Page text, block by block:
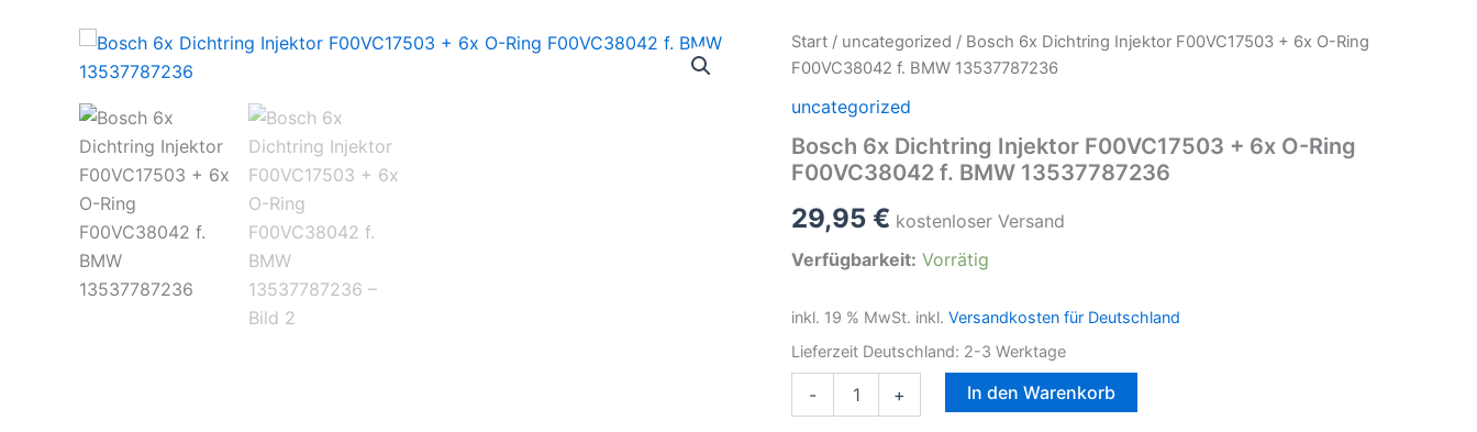
Start / uncategorized / Bosch 6x Dichtring Injektor F00VC17503 + 6x O-Ring
F00VC38042 f. BMW 13537787236
uncategorized
Bosch 6x Dichtring Injektor F00VC17503 + 6x O-Ring
F00VC38042 f. BMW 13537787236
29,95 € kostenloser Versand
Verfügbarkeit: Vorrätig
inkl. 19 % MwSt. inkl. Versandkosten für Deutschland
Lieferzeit Deutschland: 2-3 Werktage
- + In den Warenkorb